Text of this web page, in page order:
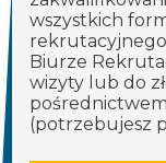
wszystkich
Biurze
wizyty lub do
(potrzebujesz